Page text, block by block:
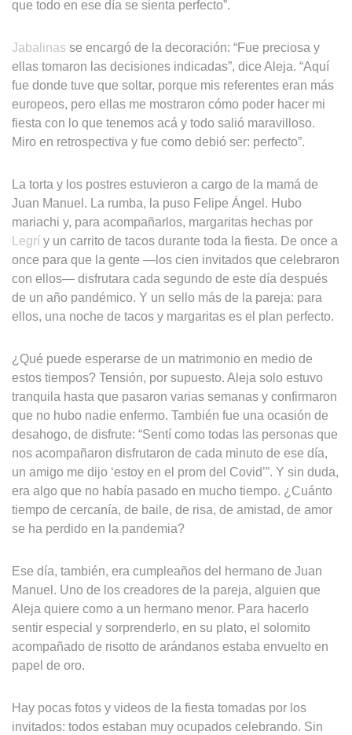
que todo en ese día se sienta perfecto”.
Jabalinas se encargó de la decoración: “Fue preciosa y
ellas tomaron las decisiones indicadas”, dice Aleja. “Aquí
fue donde tuve que soltar, porque mis referentes eran más
europeos, pero ellas me mostraron cómo poder hacer mi
fiesta con lo que tenemos acá y todo salió maravilloso.
Miro en retrospectiva y fue como debió ser: perfecto”.
La torta y los postres estuvieron a cargo de la mamá de
Juan Manuel. La rumba, la puso Felipe Ángel. Hubo
mariachi y, para acompañarlos, margaritas hechas por
Legrí y un carrito de tacos durante toda la fiesta. De once a
once para que la gente —los cien invitados que celebraron
con ellos— disfrutara cada segundo de este día después
de un año pandémico. Y un sello más de la pareja: para
ellos, una noche de tacos y margaritas es el plan perfecto.
¿Qué puede esperarse de un matrimonio en medio de
estos tiempos? Tensión, por supuesto. Aleja solo estuvo
tranquila hasta que pasaron varias semanas y confirmaron
que no hubo nadie enfermo. También fue una ocasión de
desahogo, de disfrute: “Sentí como todas las personas que
nos acompañaron disfrutaron de cada minuto de ese día,
un amigo me dijo ‘estoy en el prom del Covid’”. Y sin duda,
era algo que no había pasado en mucho tiempo. ¿Cuánto
tiempo de cercanía, de baile, de risa, de amistad, de amor
se ha perdido en la pandemia?
Ese día, también, era cumpleaños del hermano de Juan
Manuel. Uno de los creadores de la pareja, alguien que
Aleja quiere como a un hermano menor. Para hacerlo
sentir especial y sorprenderlo, en su plato, el solomito
acompañado de risotto de arándanos estaba envuelto en
papel de oro.
Hay pocas fotos y videos de la fiesta tomadas por los
invitados: todos estaban muy ocupados celebrando. Sin